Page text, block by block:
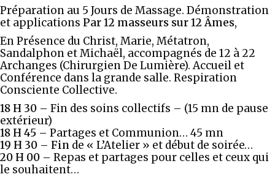
Préparation au 5 Jours de Massage. Démonstration
et applications Par 12 masseurs sur 12 Âmes,
En Présence du Christ, Marie, Métatron,
Sandalphon et Michaël, accompagnés de 12 à 22
Archanges (Chirurgien De Lumière). Accueil et
Conférence dans la grande salle. Respiration
Consciente Collective.
18 H 30 – Fin des soins collectifs – (15 mn de pause
extérieur)
18 H 45 – Partages et Communion… 45 mn
19 H 30 – Fin de « L’Atelier » et début de soirée…
20 H 00 – Repas et partages pour celles et ceux qui
le souhaitent…